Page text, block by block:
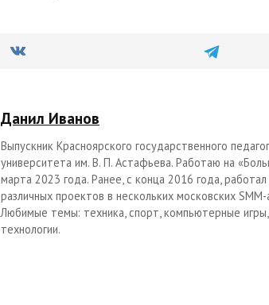
Данил Иванов
Выпускник Красноярского государственного
университета им. В. П. Астафьева. Работаю на
марта 2023 года. Ранее, с конца 2016 года,
различных проектов в нескольких московских SMM-
Любимые темы: техника, спорт, компьютерные
технологии.